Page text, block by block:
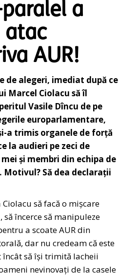
a
atac
AUR!
de alegeri, imediat după ce
Marcel Ciolacu să îl
Vasile Dîncu de pe
europarlamentare,
a trimis organele de forță
la audieri pe zeci de
și membri din echipa de
Motivul? Să dea declarații
să facă o mișcare
să încerce să manipuleze
a scoate AUR din
dar nu credeam că este
să își trimită lacheii
nevinovați de la casele